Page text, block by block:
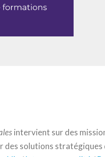
intervient sur des
des solutions stratégiques